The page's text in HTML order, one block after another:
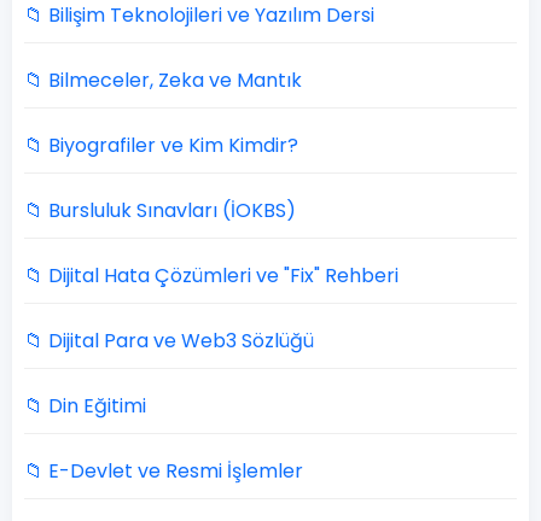
📁 Bilişim Teknolojileri ve Yazılım Dersi
📁 Bilmeceler, Zeka ve Mantık
📁 Biyografiler ve Kim Kimdir?
📁 Bursluluk Sınavları (İOKBS)
📁 Dijital Hata Çözümleri ve "Fix" Rehberi
📁 Dijital Para ve Web3 Sözlüğü
📁 Din Eğitimi
📁 E-Devlet ve Resmi İşlemler